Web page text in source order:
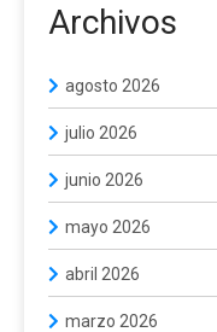
Archivos
agosto 2026
julio 2026
junio 2026
mayo 2026
abril 2026
marzo 2026